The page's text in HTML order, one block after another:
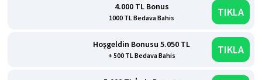
4.000 TL Bonus
1000 TL Bedava Bahis TIKLA
Hoşgeldin Bonusu 5.050 TL
+ 500 TL Bedava Bahis TIKLA